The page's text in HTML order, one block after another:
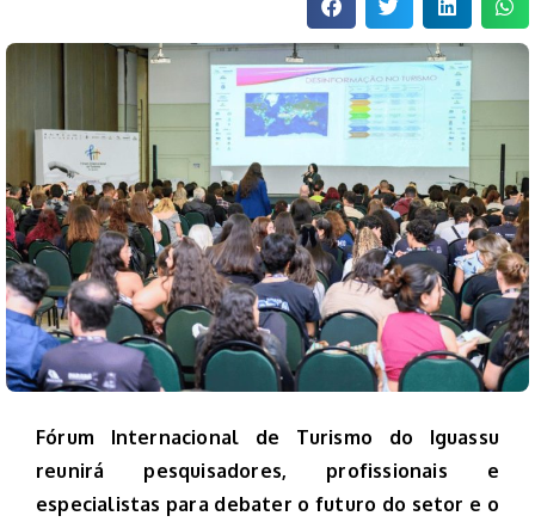
Fórum Internacional de Turismo do Iguassu
reunirá pesquisadores, profissionais e
especialistas para debater o futuro do setor e o